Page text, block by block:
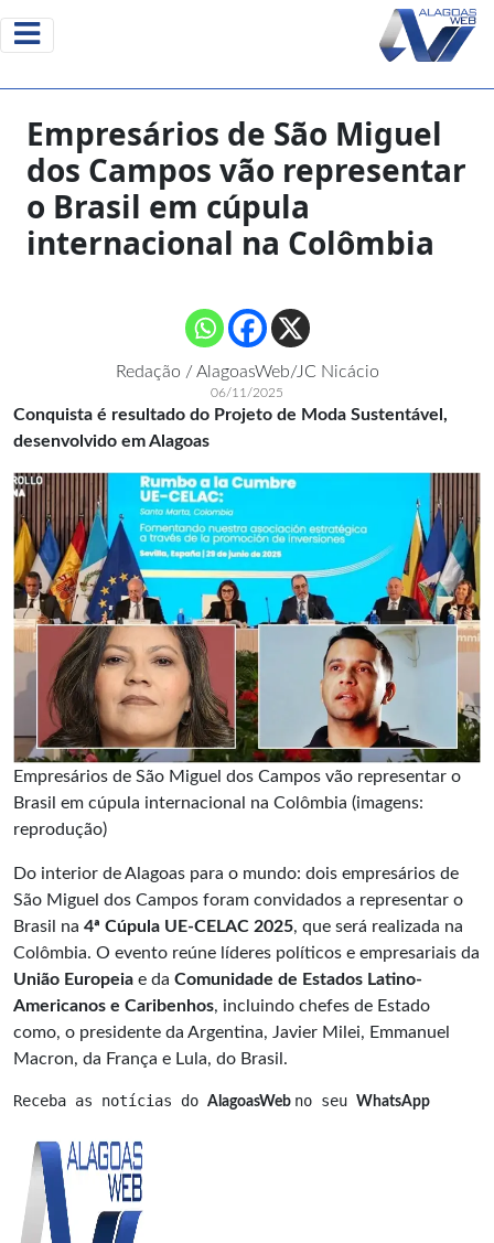
Empresários de São Miguel
dos Campos vão representar
o Brasil em cúpula
internacional na Colômbia
Redação / AlagoasWeb/JC Nicácio
06/11/2025
Conquista é resultado do Projeto de Moda Sustentável,
desenvolvido em Alagoas
Empresários de São Miguel dos Campos vão representar o
Brasil em cúpula internacional na Colômbia (imagens:
reprodução)
Do interior de Alagoas para o mundo: dois empresários de
São Miguel dos Campos foram convidados a representar o
Brasil na 4ª Cúpula UE-CELAC 2025, que será realizada na
Colômbia. O evento reúne líderes políticos e empresariais da
União Europeia e da Comunidade de Estados Latino-
Americanos e Caribenhos, incluindo chefes de Estado
como, o presidente da Argentina, Javier Milei, Emmanuel
Macron, da França e Lula, do Brasil.
Receba as notícias do AlagoasWeb no seu WhatsApp